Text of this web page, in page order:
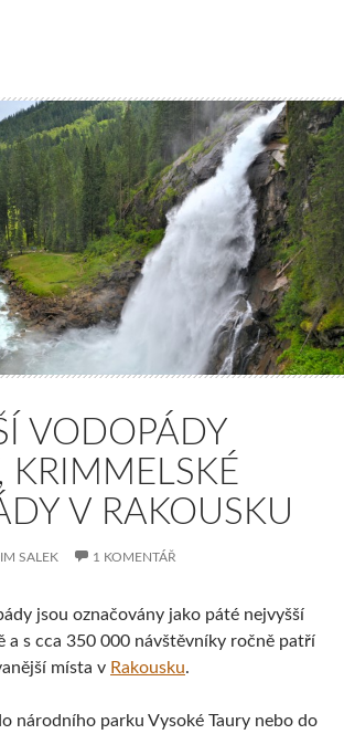
VODOPÁDY
KRIMMELSKÉ
V RAKOUSKU
SALEK 1 KOMENTÁŘ
jsou označovány jako páté nejvyšší
a s cca 350 000 návštěvníky ročně patří
místa v Rakousku.
národního parku Vysoké Taury nebo do